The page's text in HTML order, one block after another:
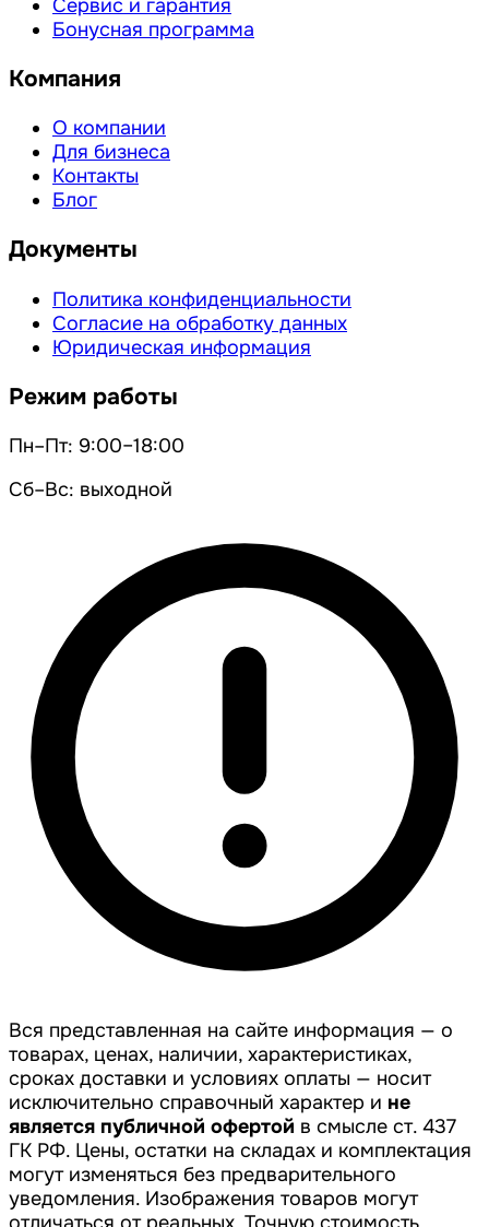
Сервис и гарантия
Бонусная программа
Компания
О компании
Для бизнеса
Контакты
Блог
Документы
Политика конфиденциальности
Согласие на обработку данных
Юридическая информация
Режим работы
Пн–Пт: 9:00–18:00
Сб–Вс: выходной
Вся представленная на сайте информация — о
товарах, ценах, наличии, характеристиках,
сроках доставки и условиях оплаты — носит
исключительно справочный характер и не
является публичной офертой в смысле ст. 437
ГК РФ. Цены, остатки на складах и комплектация
могут изменяться без предварительного
уведомления. Изображения товаров могут
отличаться от реальных. Точную стоимость,